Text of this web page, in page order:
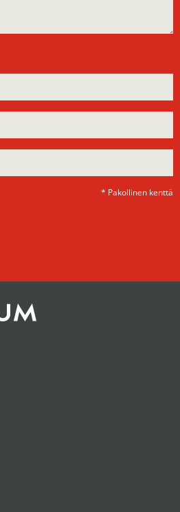
* Pakollinen kenttä